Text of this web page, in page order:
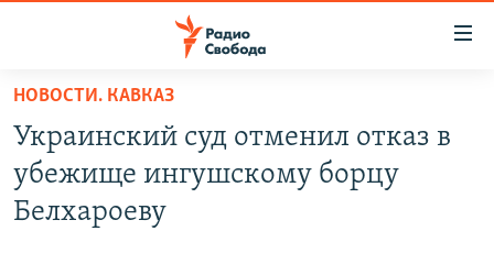
упрощенного
доступа
Вернуться
основному
ПОДКАСТЫ
АВТОРСКИЕ ПРОЕКТЫ
НОВОСТИ. КАВКАЗ
Украинский суд отменил отказ в
убежище ингушскому борцу
Белхароеву